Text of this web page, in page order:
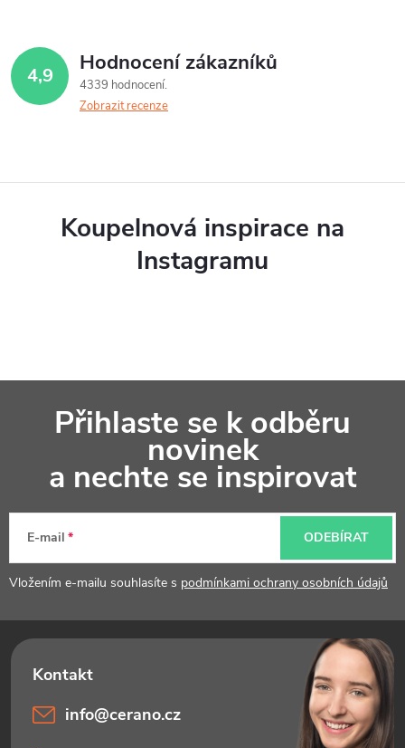
4,9 Hodnocení zákazníků
4339 hodnocení
Zobrazit recenze
Koupelnová inspirace na
Instagramu
a
Přihlaste se k odběru
novinek
a nechte se inspirovat
E-mail
Vložením e-mailu souhlasíte s podmínkami ochrany osobních údajů
ODEBÍRAT
info@cerano.cz